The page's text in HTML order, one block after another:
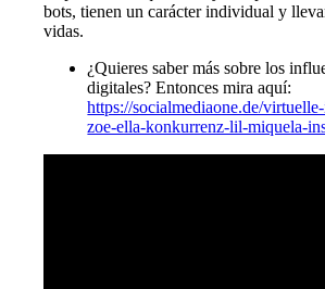
bots, tienen un carácter individual y
vidas.
¿Quieres saber más sobre los
digitales? Entonces mira aquí:
https://socialmediaone.de/
zoe-ella-konkurrenz-lil-miquela-